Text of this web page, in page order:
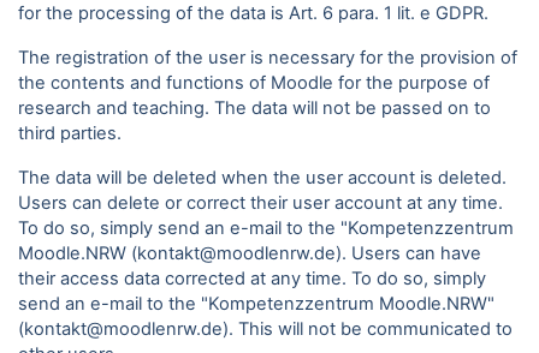
for the processing of the data is Art. 6 para. 1 lit. e GDPR.
The registration of the user is necessary for the provision of
the contents and functions of Moodle for the purpose of
research and teaching. The data will not be passed on to
third parties.
The data will be deleted when the user account is deleted.
Users can delete or correct their user account at any time.
To do so, simply send an e-mail to the "Kompetenzzentrum
Moodle.NRW (kontakt@moodlenrw.de). Users can have
their access data corrected at any time. To do so, simply
send an e-mail to the "Kompetenzzentrum Moodle.NRW"
(kontakt@moodlenrw.de). This will not be communicated to